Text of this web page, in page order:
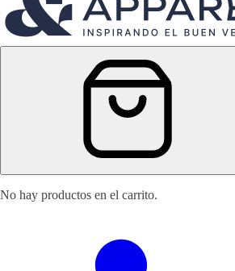
No hay productos en el carrito.